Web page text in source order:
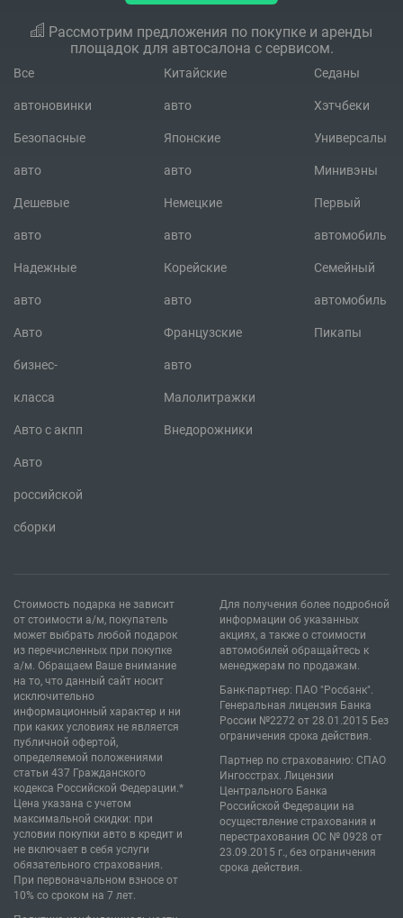
Рассмотрим предложения по покупке и аренды
площадок для автосалона с сервисом.
Все
автоновинки
Безопасные
авто
Дешевые
авто
Надежные
авто
Авто
бизнес-
класса
Авто с акпп
Авто
российской
сборки
Китайские
авто
Японские
авто
Немецкие
авто
Корейские
авто
Французские
авто
Малолитражки
Внедорожники
Седаны
Хэтчбеки
Универсалы
Минивэны
Первый
автомобиль
Семейный
автомобиль
Пикапы
Стоимость подарка не зависит
от стоимости а/м, покупатель
может выбрать любой подарок
из перечисленных при покупке
а/м. Обращаем Ваше внимание
на то, что данный сайт носит
исключительно
информационный характер и ни
при каких условиях не является
публичной офертой,
определяемой положениями
статьи 437 Гражданского
кодекса Российской Федерации.*
Цена указана с учетом
максимальной скидки: при
условии покупки авто в кредит и
не включает в себя услуги
обязательного страхования.
При первоначальном взносе от
10% со сроком на 7 лет.
Для получения более подробной
информации об указанных
акциях, а также о стоимости
автомобилей обращайтесь к
менеджерам по продажам.
Банк-партнер: ПАО "Росбанк".
Генеральная лицензия Банка
России №2272 от 28.01.2015 Без
ограничения срока действия.
Партнер по страхованию: СПАО
Ингосстрах. Лицензии
Центрального Банка
Российской Федерации на
осуществление страхования и
перестрахования ОС № 0928 от
23.09.2015 г., без ограничения
срока действия.